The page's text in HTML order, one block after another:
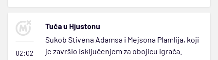
02:02
Tuča u Hjustonu
Sukob Stivena Adamsa i Mejsona Plamlija, koji
je završio isključenjem za obojicu igrača.